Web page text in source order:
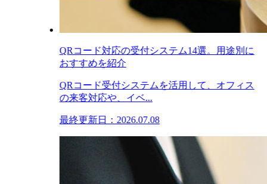
QRコード対応の受付システム14選。用途別に
おすすめを紹介
QRコード受付システムを活用して、オフィス
の来客対応や、イベ...
最終更新日：2026.07.08